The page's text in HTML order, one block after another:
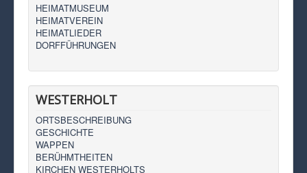
HEIMATMUSEUM
HEIMATVEREIN
HEIMATLIEDER
DORFFÜHRUNGEN
WESTERHOLT
ORTSBESCHREIBUNG
GESCHICHTE
WAPPEN
BERÜHMTHEITEN
KIRCHEN WESTERHOLTS